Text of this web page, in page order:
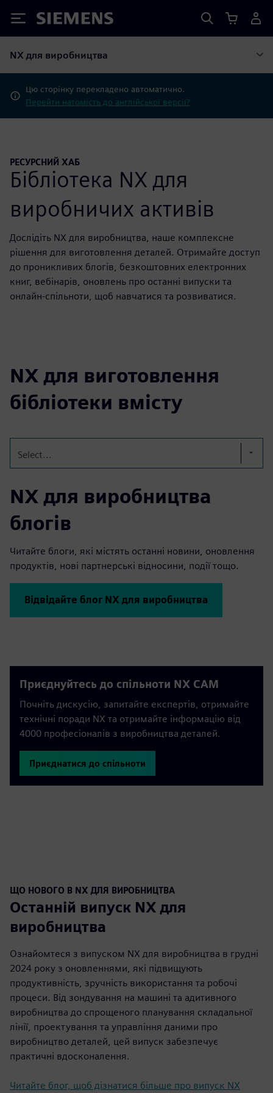
Siemens
NX для виробництва
Цю сторінку перекладено автоматично.
Перейти натомість до англійської версії?
РЕСУРСНИЙ ХАБ
Бібліотека NX для
виробничих активів
Дослідіть NX для виробництва, наше комплексне
рішення для виготовлення деталей. Отримайте доступ
до проникливих блогів, безкоштовних електронних
книг, вебінарів, оновлень про останні випуски та
онлайн-спільноти, щоб навчатися та розвиватися.
NX для виготовлення
бібліотеки вмісту
Select...
NX для виробництва
блогів
Читайте блоги, які містять останні новини, оновлення
продуктів, нові партнерські відносини, події тощо.
Відвідайте блог NX для виробництва
Приєднуйтесь до спільноти NX CAM
Почніть дискусію, запитайте експертів, отримайте
технічні поради NX та отримайте інформацію від
4000 професіоналів з виробництва деталей.
Приєднатися до спільноти
ЩО НОВОГО В NX ДЛЯ ВИРОБНИЦТВА
Останній випуск NX для
виробництва
Ознайомтеся з випуском NX для виробництва в грудні
2024 року з оновленнями, які підвищують
продуктивність, зручність використання та робочі
процеси. Від зондування на машині та адитивного
виробництва до спрощеного планування складальної
лінії, проектування та управління даними про
виробництво деталей, цей випуск забезпечує
практичні вдосконалення.
Читайте блог, щоб дізнатися більше про випуск NX